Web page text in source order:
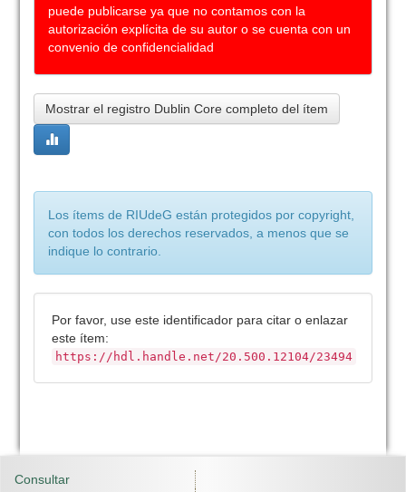
puede publicarse ya que no contamos con la
autorización explícita de su autor o se cuenta con un
convenio de confidencialidad
Mostrar el registro Dublin Core completo del ítem
Los ítems de RIUdeG están protegidos por copyright,
con todos los derechos reservados, a menos que se
indique lo contrario.
Por favor, use este identificador para citar o enlazar
este ítem:
https://hdl.handle.net/20.500.12104/23494
Consultar